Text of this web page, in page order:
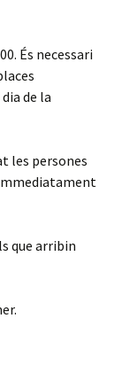
És necessari
de la
les persones
que arribin